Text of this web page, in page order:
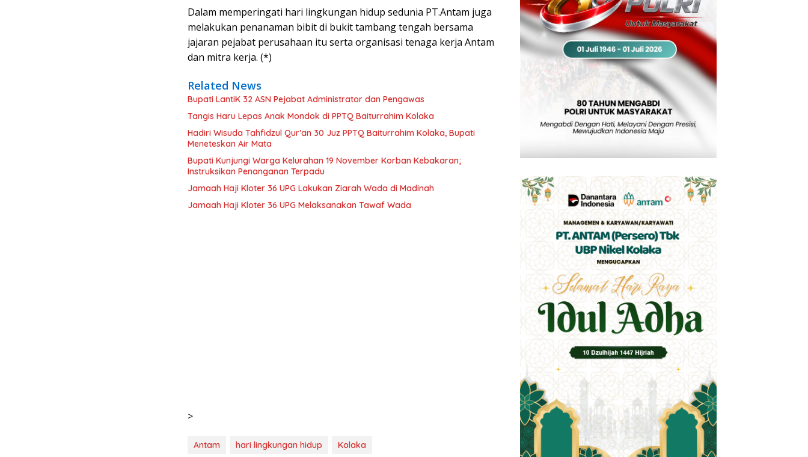
Dalam memperingati hari lingkungan hidup sedunia PT.Antam juga
melakukan penanaman bibit di bukit tambang tengah bersama
jajaran pejabat perusahaan itu serta organisasi tenaga kerja Antam
dan mitra kerja. (*)
Related News
Bupati LantiK 32 ASN Pejabat Administrator dan Pengawas
Tangis Haru Lepas Anak Mondok di PPTQ Baiturrahim Kolaka
Hadiri Wisuda Tahfidzul Qur’an 30 Juz PPTQ Baiturrahim Kolaka, Bupati
Meneteskan Air Mata
Bupati Kunjungi Warga Kelurahan 19 November Korban Kebakaran;
Instruksikan Penanganan Terpadu
Jamaah Haji Kloter 36 UPG Lakukan Ziarah Wada di Madinah
Jamaah Haji Kloter 36 UPG Melaksanakan Tawaf Wada
>
Antam hari lingkungan hidup Kolaka